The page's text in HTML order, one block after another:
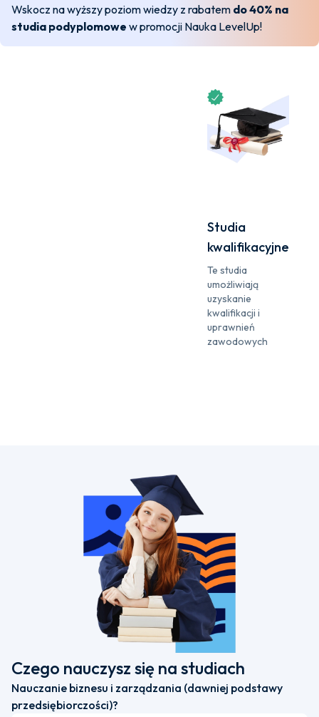
Wskocz na wyższy poziom wiedzy z rabatem do 40% na
studia podyplomowe w promocji Nauka LevelUp!
Studia
kwalifikacyjne
Te studia
umożliwiają
uzyskanie
kwalifikacji i
uprawnień
zawodowych
Czego nauczysz się na studiach
Nauczanie biznesu i zarządzania (dawniej podstawy
przedsiębiorczości)?